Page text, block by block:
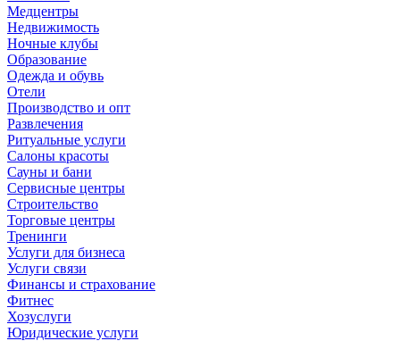
Медцентры
Недвижимость
Ночные клубы
Образование
Одежда и обувь
Отели
Производство и опт
Развлечения
Ритуальные услуги
Салоны красоты
Сауны и бани
Сервисные центры
Строительство
Торговые центры
Тренинги
Услуги для бизнеса
Услуги связи
Финансы и страхование
Фитнес
Хозуслуги
Юридические услуги